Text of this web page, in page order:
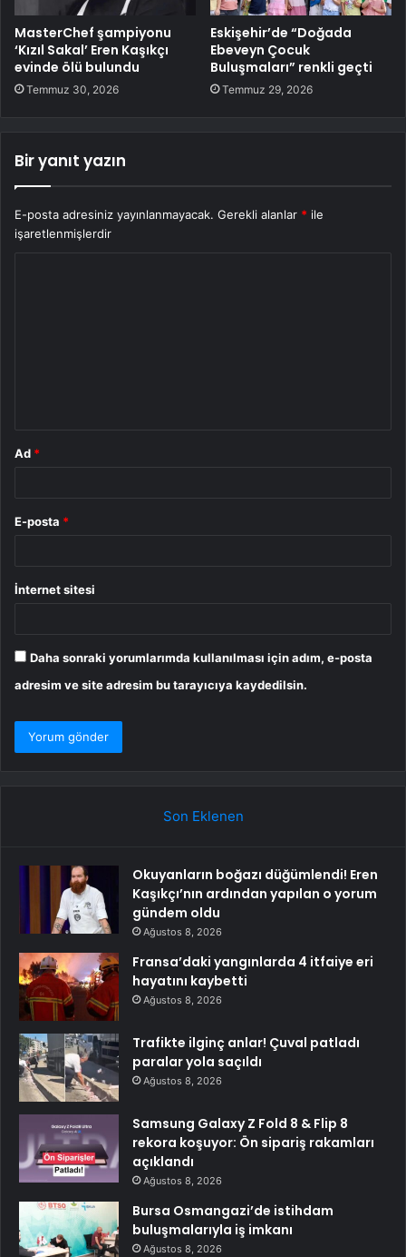
MasterChef şampiyonu
‘Kızıl Sakal’ Eren Kaşıkçı
evinde ölü bulundu
Temmuz 30, 2026
Eskişehir’de “Doğada
Ebeveyn Çocuk
Buluşmaları” renkli geçti
Temmuz 29, 2026
Bir yanıt yazın
E-posta adresiniz yayınlanmayacak. Gerekli alanlar * ile
işaretlenmişlerdir
Ad *
E-posta *
İnternet sitesi
Daha sonraki yorumlarımda kullanılması için adım, e-posta
adresim ve site adresim bu tarayıcıya kaydedilsin.
Son Eklenen
Okuyanların boğazı düğümlendi! Eren
Kaşıkçı’nın ardından yapılan o yorum
gündem oldu
Ağustos 8, 2026
Fransa’daki yangınlarda 4 itfaiye eri
hayatını kaybetti
Ağustos 8, 2026
Trafikte ilginç anlar! Çuval patladı
paralar yola saçıldı
Ağustos 8, 2026
Samsung Galaxy Z Fold 8 & Flip 8
rekora koşuyor: Ön sipariş rakamları
açıklandı
Ağustos 8, 2026
Bursa Osmangazi’de istihdam
buluşmalarıyla iş imkanı
Ağustos 8, 2026